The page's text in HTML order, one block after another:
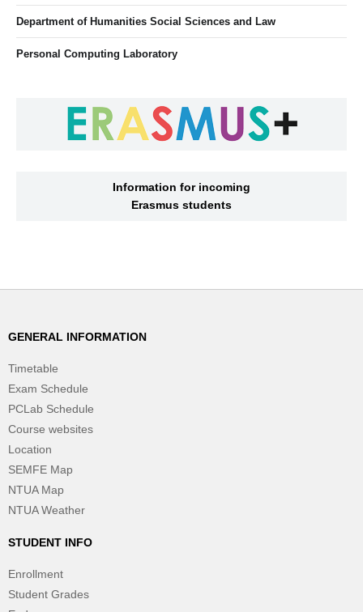
Department of Humanities Social Sciences and Law
Personal Computing Laboratory
Information for incoming
Erasmus students
GENERAL INFORMATION
Timetable
Exam Schedule
PCLab Schedule
Course websites
Location
SEMFE Map
NTUA Map
NTUA Weather
STUDENT INFO
Enrollment
Student Grades